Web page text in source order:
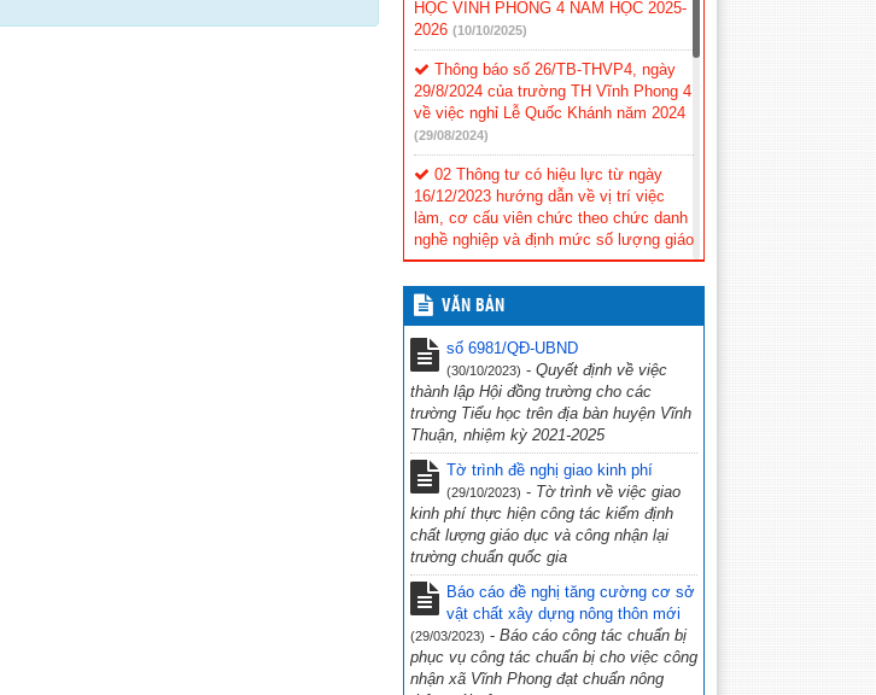
HỌC VĨNH PHONG 4 NĂM HỌC 2025-
2026 (10/10/2025)
Thông báo số 26/TB-THVP4, ngày
29/8/2024 của trường TH Vĩnh Phong 4
về việc nghỉ Lễ Quốc Khánh năm 2024
(29/08/2024)
02 Thông tư có hiệu lực từ ngày
16/12/2023 hướng dẫn về vị trí việc
làm, cơ cấu viên chức theo chức danh
nghề nghiệp và định mức số lượng giáo
viên công lập. (16/11/2023)
CV số 388/SCT-QLCN Kiên Giang,
ngày 20 tháng 3 năm 2023 v/v phối hợp
tổ chức các hoạt động tuyên truyền,
hưởng ứng Chiến dịch Giờ Trái đất
năm 2023 (23/03/2023)
Hội thi tìm hiểu “Cuộc đời và sự
nghiệp cách mạng cố Thủ tướng Chính
phủ Võ Văn Kiệt” (31/10/2022)
CV 1736/UBND-NC CỦA UBND
TỈNH KIÊN GIANG NGÀY 23/9/2022
VỀ VIỆC THỰC HIỆN CÔNG TÁC
PHÒNG, CHỐNG TỘI PHẠM SỬ
DỤNG CÔNG NGHỆ CAO. (29/09/2022)
CV số 2870/SGDĐT-VP, Kiên Giang
ngày 26/9/2022 của Sở Giáo dục & Đào
tạo Kiên Giang về việc chủ động ứng
VĂN BẢN
số 6981/QĐ-UBND
(30/10/2023) - Quyết định về việc
thành lập Hội đồng trường cho các
trường Tiểu học trên địa bàn huyện Vĩnh
Thuận, nhiệm kỳ 2021-2025
Tờ trình đề nghị giao kinh phí
(29/10/2023) - Tờ trình về việc giao
kinh phí thực hiện công tác kiểm định
chất lượng giáo dục và công nhận lại
trường chuẩn quốc gia
Báo cáo đề nghị tăng cường cơ sở
vật chất xây dựng nông thôn mới
(29/03/2023) - Báo cáo công tác chuẩn bị
phục vụ công tác chuẩn bị cho việc công
nhận xã Vĩnh Phong đạt chuẩn nông